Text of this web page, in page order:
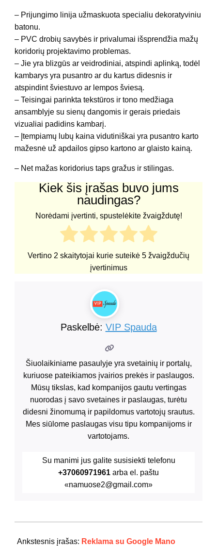
– Prijungimo linija užmaskuota specialiu dekoratyviniu
batonu.
– PVC drobių savybės ir privalumai išsprendžia mažų
koridorių projektavimo problemas.
– Jie yra blizgūs ar veidrodiniai, atspindi aplinką, todėl
kambarys yra pusantro ar du kartus didesnis ir
atspindint šviestuvo ar lempos šviesą.
– Teisingai parinkta tekstūros ir tono medžiaga
ansamblyje su sienų dangomis ir gerais priedais
vizualiai padidins kambarį.
– Įtempiamų lubų kaina vidutiniškai yra pusantro karto
mažesnė už apdailos gipso kartono ar glaisto kainą.
– Net mažas koridorius taps gražus ir stilingas.
Kiek šis įrašas buvo jums
naudingas?
Norėdami įvertinti, spustelėkite žvaigždutę!
Vertino 2 skaitytojai kurie suteikė 5 žvaigždučių
įvertinimus
Paskelbė: VIP Spauda
Šiuolaikiniame pasaulyje yra svetainių ir portalų,
kuriuose pateikiamos įvairios prekės ir paslaugos.
Mūsų tikslas, kad kompanijos gautu vertingas
nuorodas į savo svetaines ir paslaugas, turėtu
didesni žinomumą ir papildomus vartotojų srautus.
Mes siūlome paslaugas visu tipu kompanijoms ir
vartotojams.
Su manimi jus galite susisiekti telefonu
+37060971961 arba el. paštu
«namuose2@gmail.com»
08-
Ankstesnis įrašas: Reklama su Google Mano